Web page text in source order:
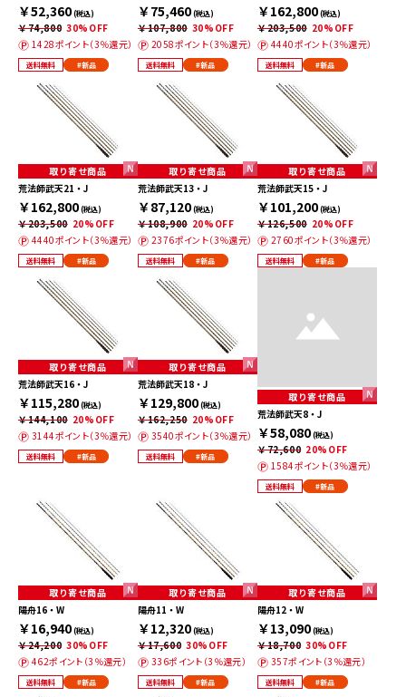
￥52,360(税込)
￥74,800 30%OFF
1428ポイント（3％還元）
送料無料 #新品
￥75,460(税込)
￥107,800 30%OFF
2058ポイント（3％還元）
送料無料 #新品
￥162,800(税込)
￥203,500 20%OFF
4440ポイント（3％還元）
送料無料 #新品
取り寄せ商品
荒法師武天21・J
￥162,800(税込)
￥203,500 20%OFF
4440ポイント（3％還元）
送料無料 #新品
取り寄せ商品
荒法師武天13・J
￥87,120(税込)
￥108,900 20%OFF
2376ポイント（3％還元）
送料無料 #新品
取り寄せ商品
荒法師武天15・J
￥101,200(税込)
￥126,500 20%OFF
2760ポイント（3％還元）
送料無料 #新品
取り寄せ商品
荒法師武天16・J
￥115,280(税込)
￥144,100 20%OFF
3144ポイント（3％還元）
送料無料 #新品
取り寄せ商品
荒法師武天18・J
￥129,800(税込)
￥162,250 20%OFF
3540ポイント（3％還元）
送料無料 #新品
取り寄せ商品
荒法師武天8・J
￥58,080(税込)
￥72,600 20%OFF
1584ポイント（3％還元）
送料無料 #新品
取り寄せ商品
陽舟16・W
￥16,940(税込)
￥24,200 30%OFF
462ポイント（3％還元）
送料無料 #新品
取り寄せ商品
陽舟11・W
￥12,320(税込)
￥17,600 30%OFF
336ポイント（3％還元）
送料無料 #新品
取り寄せ商品
陽舟12・W
￥13,090(税込)
￥18,700 30%OFF
357ポイント（3％還元）
送料無料 #新品